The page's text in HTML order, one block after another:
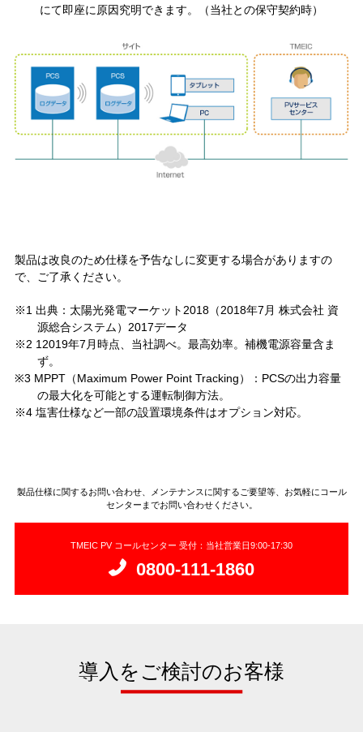
にて即座に原因究明できます。（当社との保守契約時）
製品は改良のため仕様を予告なしに変更する場合がありますの
で、ご了承ください。
※1 出典：太陽光発電マーケット2018（2018年7月 株式会社 資
源総合システム）2017データ
※2 12019年7月時点、当社調べ。最高効率。補機電源容量含ま
ず。
※3 MPPT（Maximum Power Point Tracking）：PCSの出力容量
の最大化を可能とする運転制御方法。
※4 塩害仕様など一部の設置環境条件はオプション対応。
製品仕様に関するお問い合わせ、メンテナンスに関するご要望等、お気軽にコール
センターまでお問い合わせください。
TMEIC PV コールセンター 受付：当社営業日9:00-17:30
0800-111-1860
導入をご検討のお客様